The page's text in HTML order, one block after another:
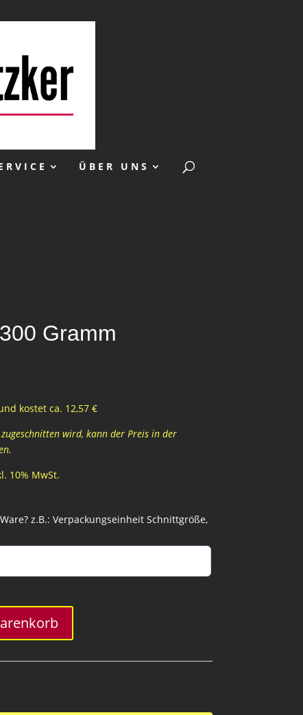
ÜBER UNS
Gramm
kostet ca. 12,57 €
wird, kann der Preis in der
10% MwSt.
z.B.: Verpackungseinheit Schnittgröße,